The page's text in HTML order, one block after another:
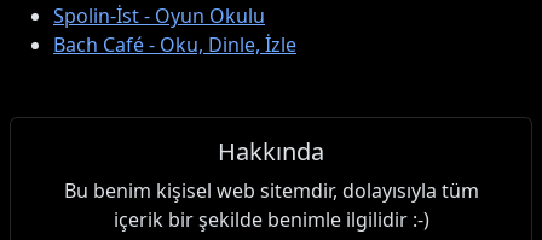
Spolin-İst - Oyun Okulu
Bach Café - Oku, Dinle, İzle
Hakkında
Bu benim kişisel web sitemdir, dolayısıyla tüm
içerik bir şekilde benimle ilgilidir :-)